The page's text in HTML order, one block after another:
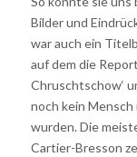
Bilder und
war auch ein
auf dem die
Chruschtschow‘
noch kein Mensch
wurden. Die
Cartier-Bresson